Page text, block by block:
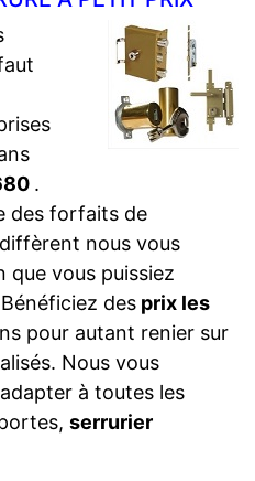
.
des forfaits de
nous vous
que vous puissiez
des prix les
pour autant renier sur
Nous vous
à toutes les
serrurier